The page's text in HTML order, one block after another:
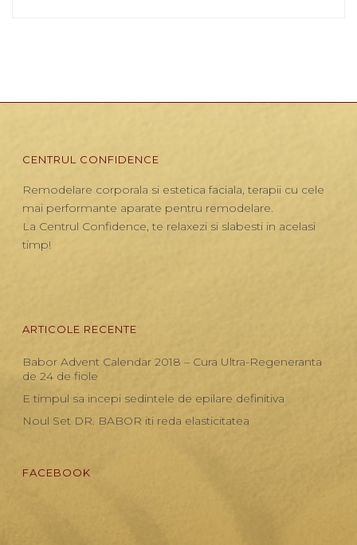
CENTRUL CONFIDENCE
Remodelare corporala si estetica faciala, terapii cu cele
mai performante aparate pentru remodelare.
La Centrul Confidence, te relaxezi si slabesti in acelasi
timp!
ARTICOLE RECENTE
Babor Advent Calendar 2018 – Cura Ultra-Regeneranta
de 24 de fiole
E timpul sa incepi sedintele de epilare definitiva
Noul Set DR. BABOR iti reda elasticitatea
FACEBOOK